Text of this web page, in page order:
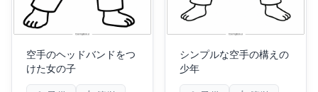
空手のヘッドバンドをつ
けた女の子
シンプルな空手の構えの
少年